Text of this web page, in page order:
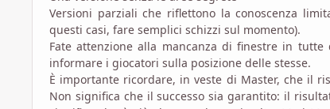
Versioni parziali che riflettono la conoscenza
questi casi, fare semplici schizzi sul momento).
Fate attenzione alla mancanza di finestre in
informare i giocatori sulla posizione delle stesse.
È importante ricordare, in veste di Master, che il
Non significa che il successo sia garantito: il